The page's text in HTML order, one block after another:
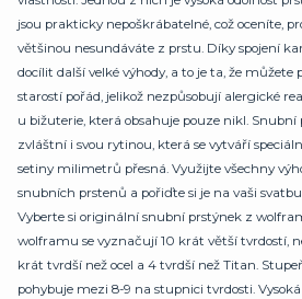
jsou prakticky nepoškrábatelné, což oceníte,
většinou nesundáváte z prstu. Díky spojení
docílit další velké výhody, a to je ta, že můžete
starostí pořád, jelikož nezpůsobují alergické
u bižuterie, která obsahuje pouze nikl.
zvláštní i svou rytinou, která se vytváří
setiny milimetrů přesná. Využijte všechny
snubních prstenů a pořiďte si je na vaši
Vyberte si originální snubní prstýnek z
wolframu se vyznačují 10 krát větší tvrdostí,
krát tvrdší než ocel a 4 tvrdší než Titan.
pohybuje mezi 8-9 na stupnici tvrdosti.